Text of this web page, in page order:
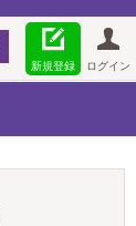
ログイン
新規登録